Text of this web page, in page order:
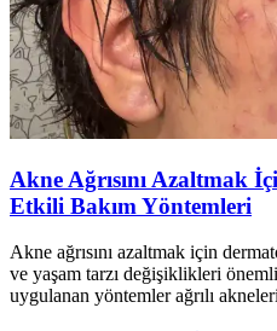
Akne Ağrısını Azaltmak
Etkili Bakım Yöntemleri
Akne ağrısını azaltmak için
ve yaşam tarzı değişiklikleri
uygulanan yöntemler ağrılı